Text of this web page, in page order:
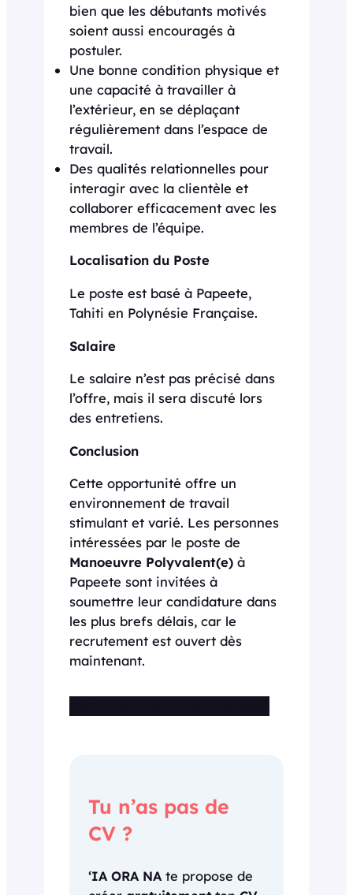
bien que les débutants motivés
soient aussi encouragés à
postuler.
Une bonne condition physique et
une capacité à travailler à
l’extérieur, en se déplaçant
régulièrement dans l’espace de
travail.
Des qualités relationnelles pour
interagir avec la clientèle et
collaborer efficacement avec les
membres de l’équipe.
Localisation du Poste
Le poste est basé à Papeete,
Tahiti en Polynésie Française.
Salaire
Le salaire n’est pas précisé dans
l’offre, mais il sera discuté lors
des entretiens.
Conclusion
Cette opportunité offre un
environnement de travail
stimulant et varié. Les personnes
intéressées par le poste de
Manoeuvre Polyvalent(e) à
Papeete sont invitées à
soumettre leur candidature dans
les plus brefs délais, car le
recrutement est ouvert dès
maintenant.
Tu n’as pas de
CV ?
‘IA ORA NA te propose de